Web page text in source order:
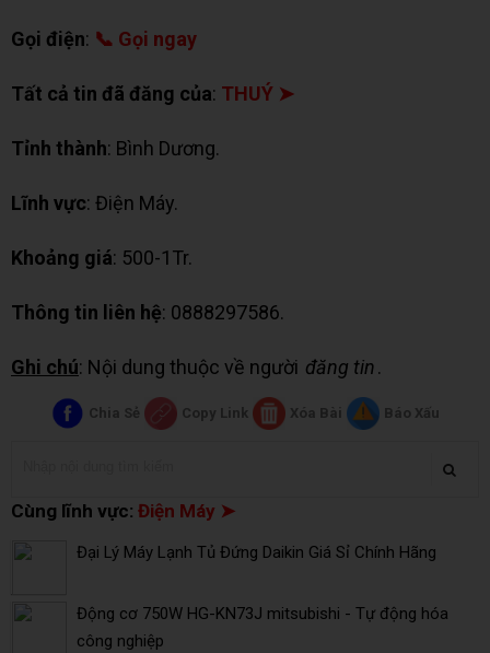
Gọi điện: 📞 Gọi ngay
Tất cả tin đã đăng của: THUÝ ➤
Tỉnh thành: Bình Dương.
Lĩnh vực: Điện Máy.
Khoảng giá: 500-1Tr.
Thông tin liên hệ: 0888297586.
Ghi chú: Nội dung thuộc về người đăng tin.
Chia Sẻ Copy Link Xóa Bài Báo Xấu
Cùng lĩnh vực: Điện Máy ➤
Đại Lý Máy Lạnh Tủ Đứng Daikin Giá Sỉ Chính Hãng
Động cơ 750W HG-KN73J mitsubishi - Tự động hóa
công nghiệp